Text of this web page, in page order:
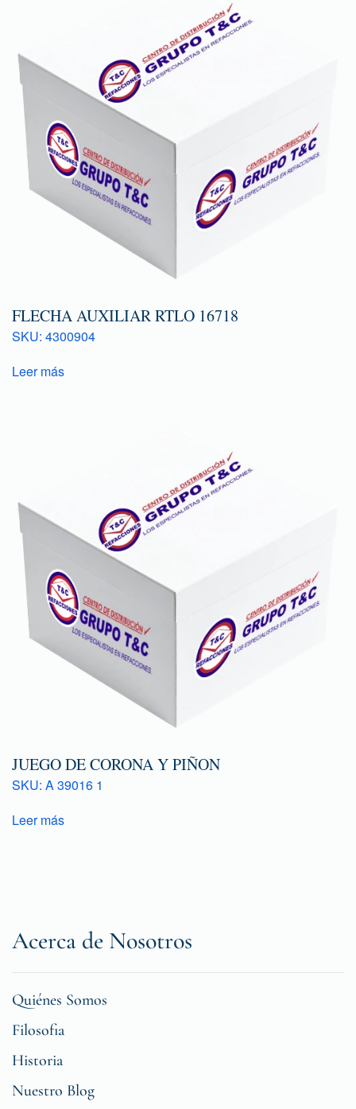
FLECHA AUXILIAR RTLO 16718
SKU: 4300904
Leer más
JUEGO DE CORONA Y PIÑON
SKU: A 39016 1
Leer más
Acerca de Nosotros
Quiénes Somos
Filosofia
Historia
Nuestro Blog